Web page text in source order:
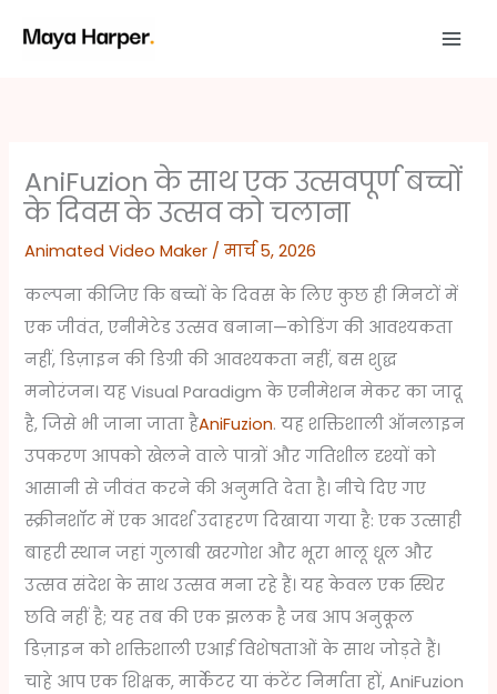
AniFuzion के साथ एक उत्सवपूर्ण बच्चों
के दिवस के उत्सव को चलाना
Animated Video Maker /मार्च 5, 2026
कल्पना कीजिए कि बच्चों के दिवस के लिए कुछ ही मिनटों में
एक जीवंत, एनीमेटेड उत्सव बनाना—कोडिंग की आवश्यकता
नहीं, डिज़ाइन की डिग्री की आवश्यकता नहीं, बस शुद्ध
मनोरंजन। यह Visual Paradigm के एनीमेशन मेकर का जादू
है, जिसे भी जाना जाता हैAniFuzion. यह शक्तिशाली ऑनलाइन
उपकरण आपको खेलने वाले पात्रों और गतिशील दृश्यों को
आसानी से जीवंत करने की अनुमति देता है। नीचे दिए गए
स्क्रीनशॉट में एक आदर्श उदाहरण दिखाया गया है: एक उत्साही
बाहरी स्थान जहां गुलाबी खरगोश और भूरा भालू धूल और
उत्सव संदेश के साथ उत्सव मना रहे हैं। यह केवल एक स्थिर
छवि नहीं है; यह तब की एक झलक है जब आप अनुकूल
डिज़ाइन को शक्तिशाली एआई विशेषताओं के साथ जोड़ते हैं।
चाहे आप एक शिक्षक, मार्केटर या कंटेंट निर्माता हों, AniFuzion